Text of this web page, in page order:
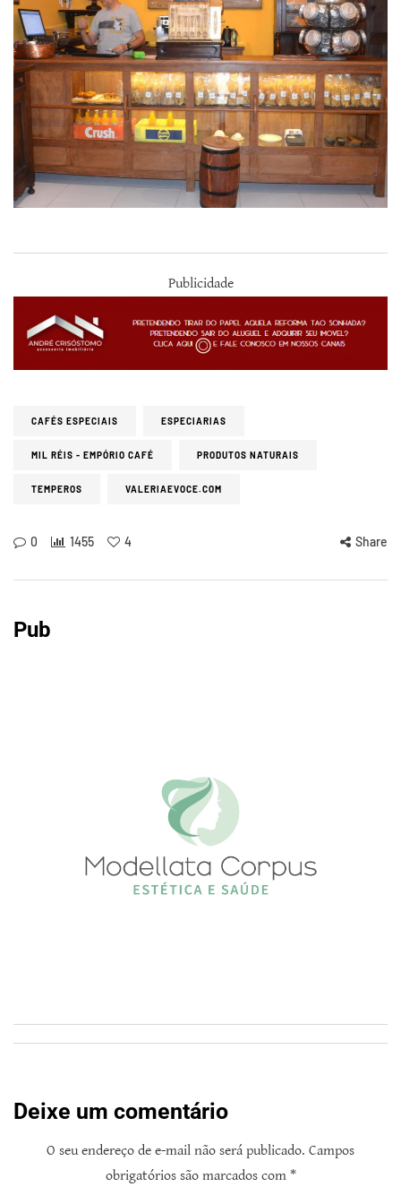
Publicidade
CAFÉS ESPECIAIS ESPECIARIAS
MIL RÉIS - EMPÓRIO CAFÉ PRODUTOS NATURAIS
TEMPEROS VALERIAEVOCE.COM
0 1455 4 Share
Pub
Deixe um comentário
O seu endereço de e-mail não será publicado. Campos
obrigatórios são marcados com *